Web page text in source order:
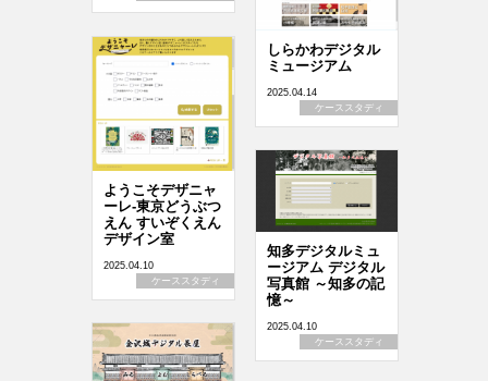
しらかわデジタル
ミュージアム
2025.04.14
ケーススタディ
ようこそデザニャ
ーレ-東京どうぶつ
えん すいぞくえん
デザイン室
2025.04.10
ケーススタディ
知多デジタルミュ
ージアム デジタル
写真館 ～知多の記
憶～
2025.04.10
ケーススタディ